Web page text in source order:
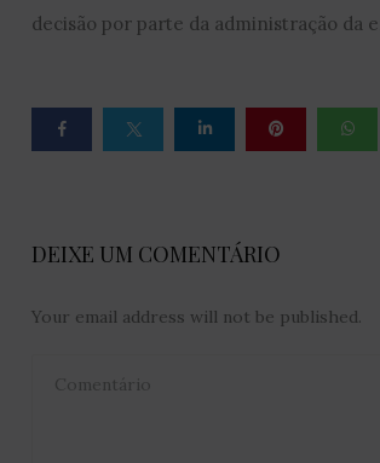
decisão por parte da administração da
DEIXE UM COMENTÁRIO
Your email address will not be published.